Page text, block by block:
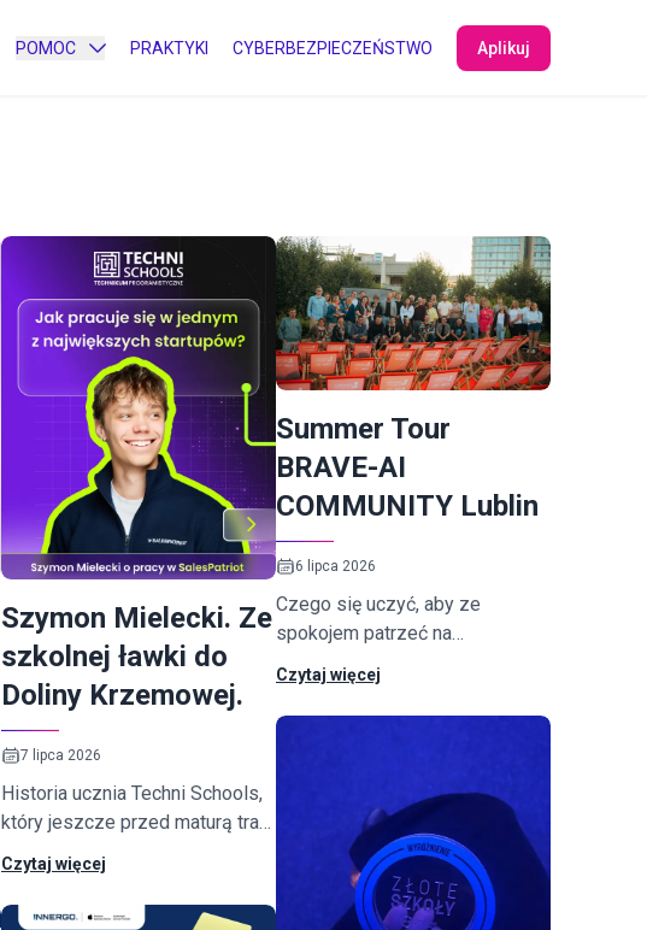
POMOC PRAKTYKI CYBERBEZPIECZEŃSTWO Aplikuj
Szymon Mielecki. Ze
szkolnej ławki do
Doliny Krzemowej.
7 lipca 2026
Historia ucznia Techni Schools,
który jeszcze przed maturą trafił
do startupu technologicznego w
San Francisco.
Czytaj więcej
Summer Tour
BRAVE-AI
COMMUNITY Lublin
6 lipca 2026
Czego się uczyć, aby ze
spokojem patrzeć na
zmieniający się rynek pracy?
Jak zapewnić bezpieczeństwo
AI - od podstaw do systemów
Czytaj więcej